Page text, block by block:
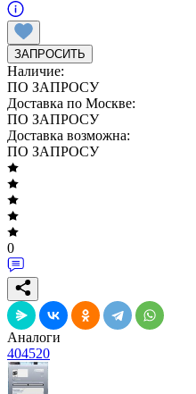
ЗАПРОСИТЬ
Наличие:
ПО ЗАПРОСУ
Доставка по Москве:
ПО ЗАПРОСУ
Доставка возможна:
ПО ЗАПРОСУ
0
Аналоги
404520